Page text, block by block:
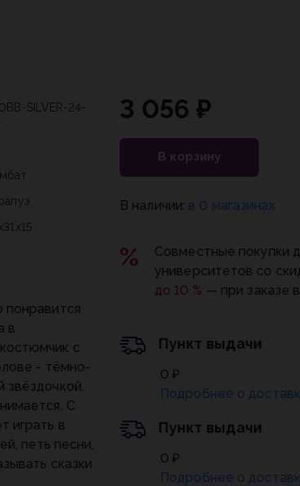
SILVER-24-
понравится
в
с
- тёмно-
С
играть в
петь песни,
сказки
3 056 ₽
В корзину
В наличии: в 0 магазинах
Совместные покупки
университетов со
до 10 % — при заказе
Пункт выдачи
0 ₽
Подробнее о
Пункт выдачи
0 ₽
Подробнее о